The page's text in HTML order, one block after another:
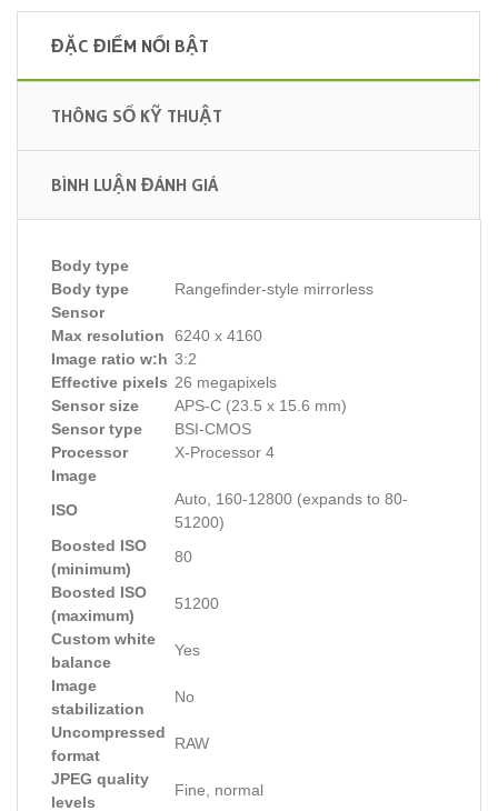
ĐẶC ĐIỂM NỔI BẬT
THÔNG SỐ KỸ THUẬT
BÌNH LUẬN ĐÁNH GIÁ
Body type
Body type
Rangefinder-style mirrorless
Sensor
Max resolution
6240 x 4160
Image ratio w:h 3:2
Effective pixels 26 megapixels
Sensor size
APS-C (23.5 x 15.6 mm)
Sensor type
BSI-CMOS
Processor
X-Processor 4
Image
ISO
Auto, 160-12800 (expands to 80-
51200)
Boosted ISO
(minimum)
80
Boosted ISO
(maximum)
51200
Custom white
balance
Yes
Image
stabilization
No
Uncompressed
format
RAW
JPEG quality
levels
Fine, normal